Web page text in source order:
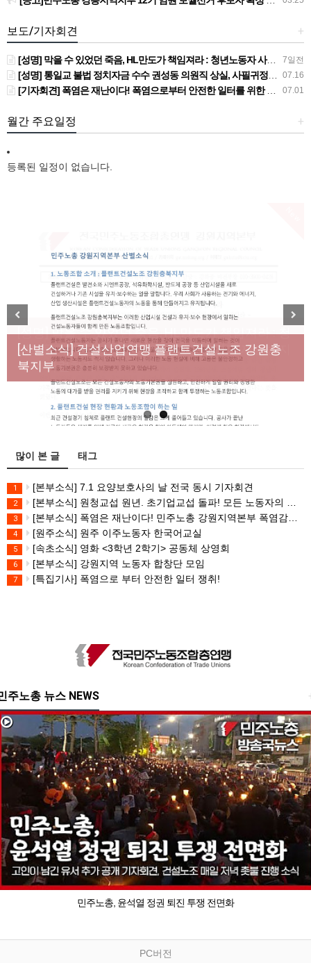
+
보도/기자회견
7일전
[성명] 막을 수 있었던 죽음, HL만도가 책임져라 : 청년노동자 사망사고의 철저한 진상규명과 재발방지 대책 마련하라
07.16
[성명] 통일교 불법 정치자금 수수 권성동 의원직 상실, 사필귀정이다
07.01
[기자회견] 폭염은 재난이다! 폭염으로부터 안전한 일터를 위한 민주노총 강원지역본부 폭염감시단 선포 기자회견
+
월간 주요일정
등록된 일정이 없습니다.
[성명] 막을 수 있었던 죽음, HL만도가 책임져라 : 청
년노동자 사망사고의 철저한 진상규명과 재발방지
대책 마련하라
[산별소식] 건설산업연맹 플랜트건설노조 강원충
북지부
Previous Next
많이 본 글 태그
1 [본부소식] 7.1 요양보호사의 날 전국 동시 기자회견
2 [본부소식] 원청교섭 원년. 초기업교섭 돌파! 모든 노동자의 노동기본권 쟁취! 민주노총 7.15 총파업대회
3 [본부소식] 폭염은 재난이다! 민주노총 강원지역본부 폭염감시단 선포 기자회견
4 [원주소식] 원주 이주노동자 한국어교실
5 [속초소식] 영화 <3학년 2학기> 공동체 상영회
6 [본부소식] 강원지역 노동자 합창단 모임
7 [특집기사] 폭염으로 부터 안전한 일터 쟁취!
주노총 뉴스 NEWS
민주노총, 윤석열 정권 퇴진 투쟁 전면화
PC버전